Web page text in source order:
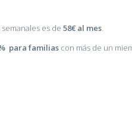
semanales es de58€ al mes
para familias con más de un